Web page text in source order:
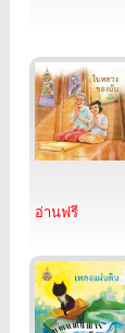
อ่านฟรี